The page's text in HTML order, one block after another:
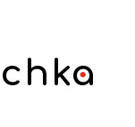
.